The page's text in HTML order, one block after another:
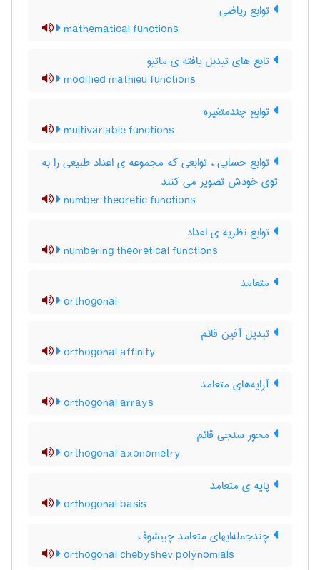
توابع ریاضی
mathematical functions
تابع های تیدبل یافته ی ماتیو
modified mathieu functions
توابع چندمتغیره
multivariable functions
توابع حسابی ، توابعی که مجموعه ی اعداد طبیعی را به
توی خودش تصویر می کنند
number theoretic functions
توابع نظریه ی اعداد
numbering theoretical functions
متعامد
orthogonal
تبدیل آفین قائم
orthogonal affinity
آرایه‌های متعامد
orthogonal arrays
محور سنجی قائم
orthogonal axonometry
پایه ی متعامد
orthogonal basis
چندجمله‌ایهای متعامد چبیشوف
orthogonal chebyshev polynomials